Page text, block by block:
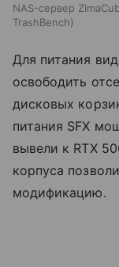
NAS-сервер
TrashBench
Для питания
освободить
дисковых
питания SFX
вывели к RTX
корпуса
модификацию.